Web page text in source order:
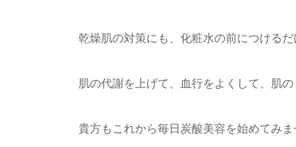
乾燥肌の対策にも、化粧水の前につけるだ
肌の代謝を上げて、血行をよくして、肌の
貴方もこれから毎日炭酸美容を始めてみま